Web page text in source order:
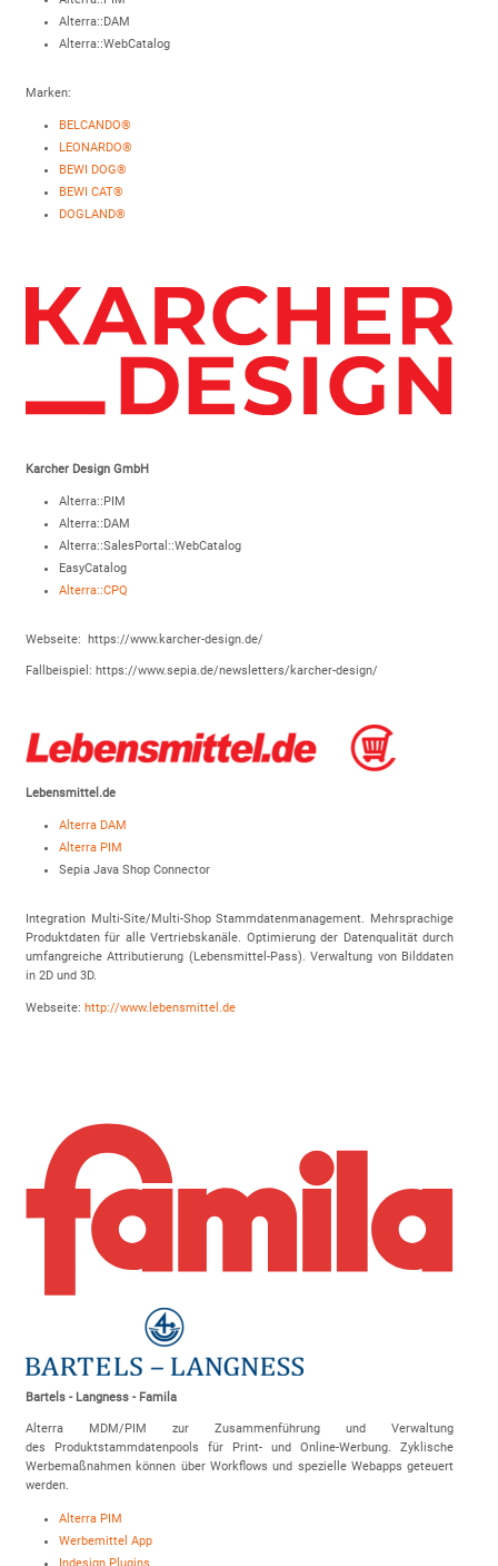
Alterra::DAM
Alterra::WebCatalog
Marken:
BELCANDO®
LEONARDO®
BEWI DOG®
BEWI CAT®
DOGLAND®
Karcher Design GmbH
Alterra::PIM
Alterra::DAM
Alterra::SalesPortal::WebCatalog
EasyCatalog
Alterra::CPQ
Webseite: https://www.karcher-design.de/
Fallbeispiel: https://www.sepia.de/newsletters/karcher-design/
Lebensmittel.de
Alterra DAM
Alterra PIM
Sepia Java Shop Connector
Integration Multi-Site/Multi-Shop Stammdatenmanagement. Mehrsprachige
Produktdaten für alle Vertriebskanäle. Optimierung der Datenqualität durch
umfangreiche Attributierung (Lebensmittel-Pass). Verwaltung von Bilddaten
in 2D und 3D.
Webseite: http://www.lebensmittel.de
Bartels - Langness - Famila
Alterra MDM/PIM zur Zusammenführung und Verwaltung
des Produktstammdatenpools für Print- und Online-Werbung. Zyklische
Werbemaßnahmen können über Workflows und spezielle Webapps geteuert
werden.
Alterra PIM
Werbemittel App
Indesign Plugins